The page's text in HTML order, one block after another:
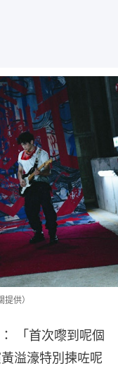
供）
「首次嚟到呢個
溢濠特別揀咗呢